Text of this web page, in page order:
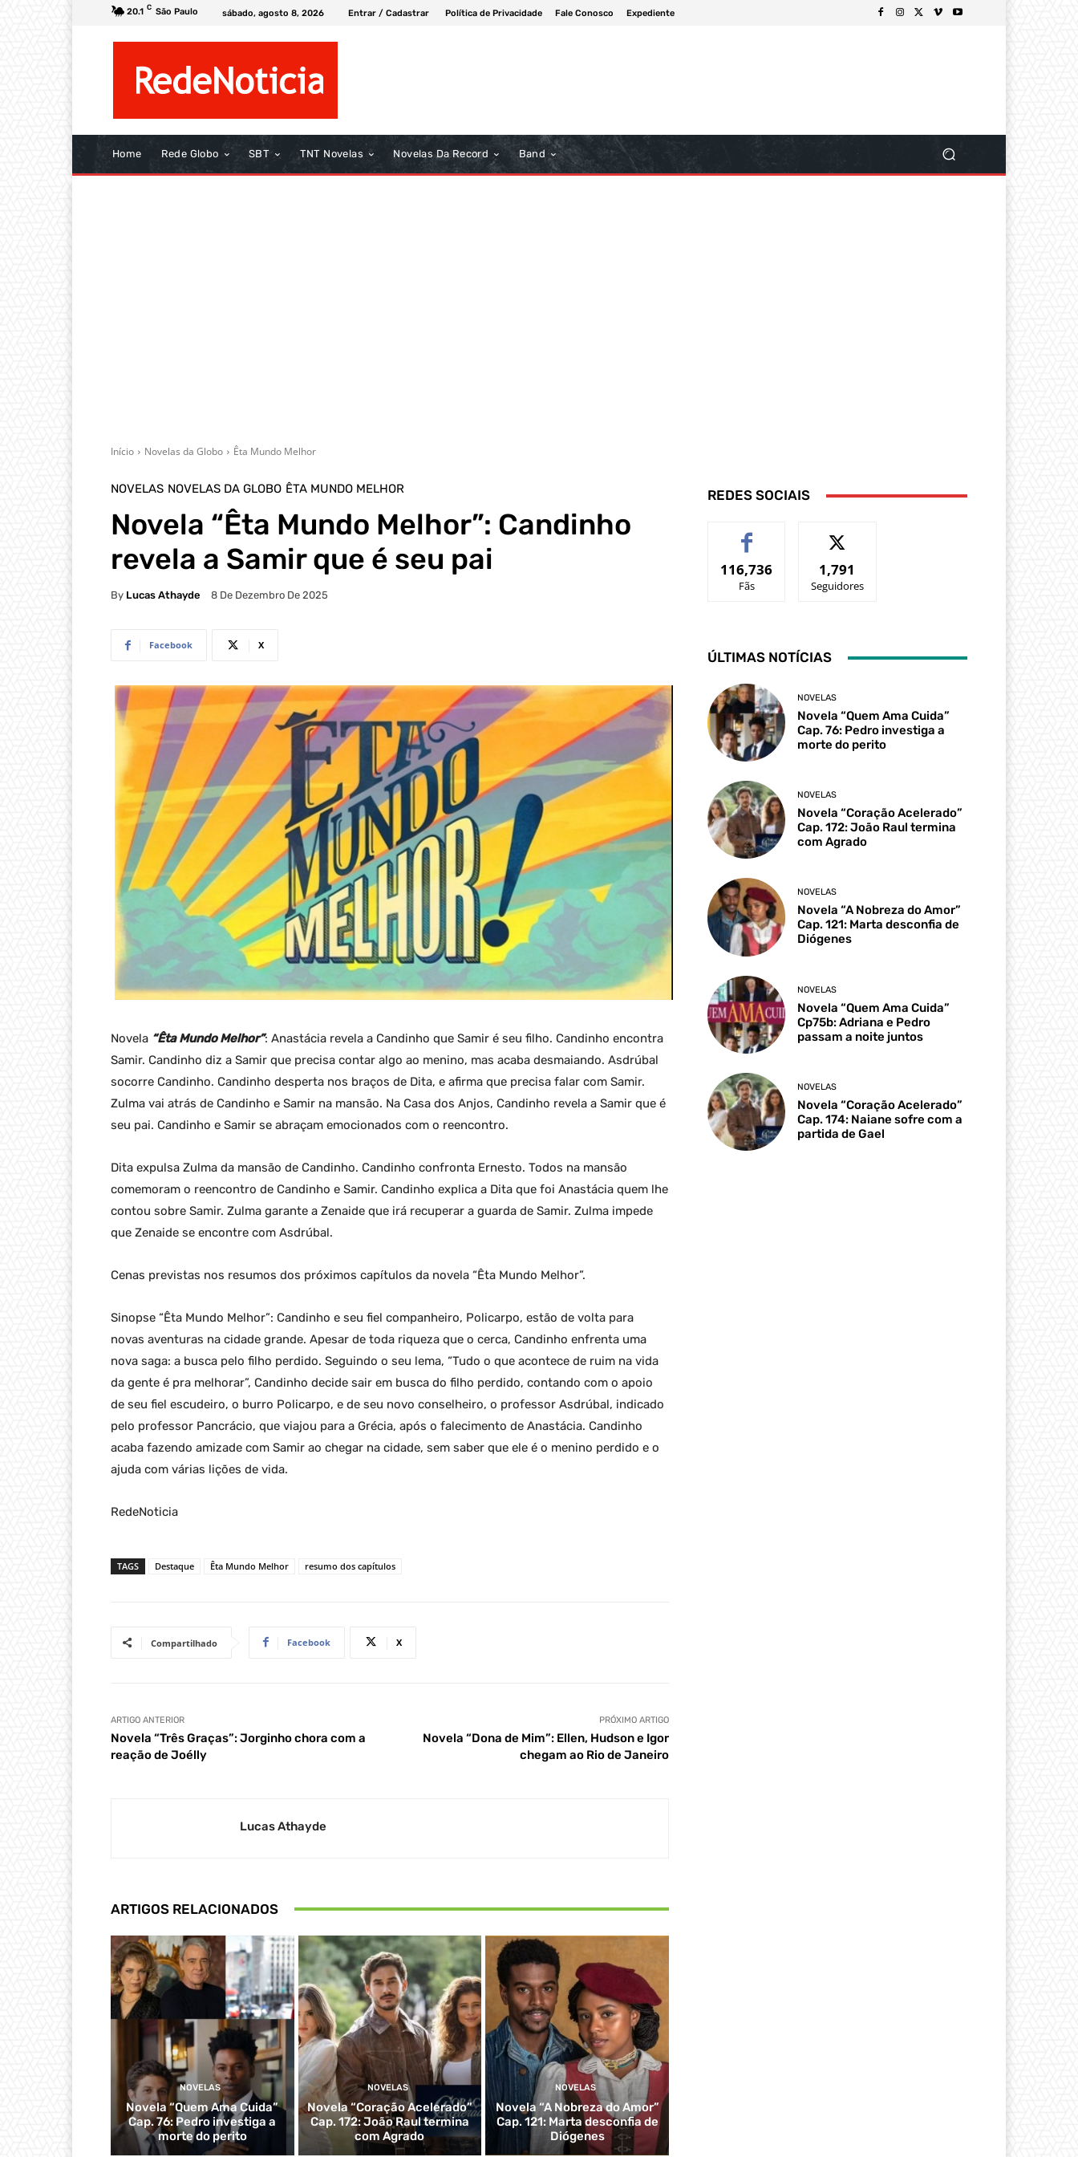
20.1 C São Paulo sábado, agosto 8, 2026 Entrar / Cadastrar Política de Privacidade Fale Conosco Expediente
Home Rede Globo SBT TNT Novelas Novelas Da Record Band
Início Novelas da Globo Êta Mundo Melhor
NOVELAS NOVELAS DA GLOBO ÊTA MUNDO MELHOR
Novela “Êta Mundo Melhor”: Candinho
revela a Samir que é seu pai
By Lucas Athayde 8 De Dezembro De 2025
Facebook X
Novela “Êta Mundo Melhor”: Anastácia revela a Candinho que Samir é seu filho. Candinho encontra
Samir. Candinho diz a Samir que precisa contar algo ao menino, mas acaba desmaiando. Asdrúbal
socorre Candinho. Candinho desperta nos braços de Dita, e afirma que precisa falar com Samir.
Zulma vai atrás de Candinho e Samir na mansão. Na Casa dos Anjos, Candinho revela a Samir que é
seu pai. Candinho e Samir se abraçam emocionados com o reencontro.
Dita expulsa Zulma da mansão de Candinho. Candinho confronta Ernesto. Todos na mansão
comemoram o reencontro de Candinho e Samir. Candinho explica a Dita que foi Anastácia quem lhe
contou sobre Samir. Zulma garante a Zenaide que irá recuperar a guarda de Samir. Zulma impede
que Zenaide se encontre com Asdrúbal.
Cenas previstas nos resumos dos próximos capítulos da novela “Êta Mundo Melhor”.
Sinopse “Êta Mundo Melhor”: Candinho e seu fiel companheiro, Policarpo, estão de volta para
novas aventuras na cidade grande. Apesar de toda riqueza que o cerca, Candinho enfrenta uma
nova saga: a busca pelo filho perdido. Seguindo o seu lema, “Tudo o que acontece de ruim na vida
da gente é pra melhorar”, Candinho decide sair em busca do filho perdido, contando com o apoio
de seu fiel escudeiro, o burro Policarpo, e de seu novo conselheiro, o professor Asdrúbal, indicado
pelo professor Pancrácio, que viajou para a Grécia, após o falecimento de Anastácia. Candinho
acaba fazendo amizade com Samir ao chegar na cidade, sem saber que ele é o menino perdido e o
ajuda com várias lições de vida.
RedeNoticia
TAGS Destaque Êta Mundo Melhor resumo dos capítulos
Compartilhado Facebook X
ARTIGO ANTERIOR
Novela “Três Graças”: Jorginho chora com a
reação de Joélly
PRÓXIMO ARTIGO
Novela “Dona de Mim”: Ellen, Hudson e Igor
chegam ao Rio de Janeiro
Lucas Athayde
ARTIGOS RELACIONADOS
NOVELAS
Novela “Quem Ama Cuida”
Cap. 76: Pedro investiga a
morte do perito
NOVELAS
Novela “Coração Acelerado”
Cap. 172: João Raul termina
com Agrado
NOVELAS
Novela “A Nobreza do Amor”
Cap. 121: Marta desconfia de
Diógenes
REDES SOCIAIS
116,736
Fãs
1,791
Seguidores
ÚLTIMAS NOTÍCIAS
NOVELAS
Novela “Quem Ama Cuida”
Cap. 76: Pedro investiga a
morte do perito
NOVELAS
Novela “Coração Acelerado”
Cap. 172: João Raul termina
com Agrado
NOVELAS
Novela “A Nobreza do Amor”
Cap. 121: Marta desconfia de
Diógenes
NOVELAS
Novela “Quem Ama Cuida”
Cp75b: Adriana e Pedro
passam a noite juntos
NOVELAS
Novela “Coração Acelerado”
Cap. 174: Naiane sofre com a
partida de Gael